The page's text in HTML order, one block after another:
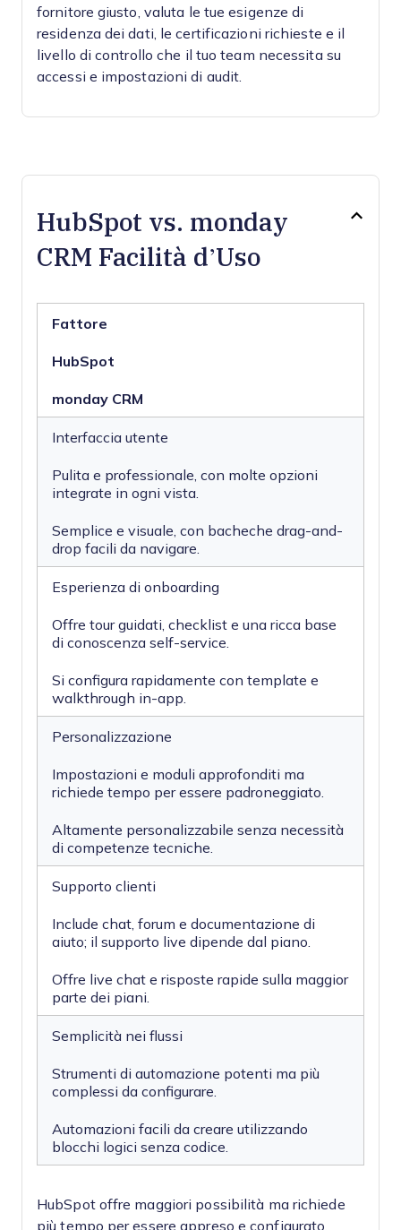
fornitore giusto, valuta le tue esigenze di
residenza dei dati, le certificazioni richieste e il
livello di controllo che il tuo team necessita su
accessi e impostazioni di audit.
HubSpot vs. monday
CRM Facilità d’Uso
Fattore
HubSpot
monday CRM
Interfaccia utente
Pulita e professionale, con molte opzioni
integrate in ogni vista.
Semplice e visuale, con bacheche drag-and-
drop facili da navigare.
Esperienza di onboarding
Offre tour guidati, checklist e una ricca base
di conoscenza self-service.
Si configura rapidamente con template e
walkthrough in-app.
Personalizzazione
Impostazioni e moduli approfonditi ma
richiede tempo per essere padroneggiato.
Altamente personalizzabile senza necessità
di competenze tecniche.
Supporto clienti
Include chat, forum e documentazione di
aiuto; il supporto live dipende dal piano.
Offre live chat e risposte rapide sulla maggior
parte dei piani.
Semplicità nei flussi
Strumenti di automazione potenti ma più
complessi da configurare.
Automazioni facili da creare utilizzando
blocchi logici senza codice.
HubSpot offre maggiori possibilità ma richiede
più tempo per essere appreso e configurato,